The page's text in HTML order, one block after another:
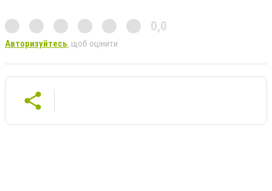
0,0
Авторизуйтесь, щоб оцінити